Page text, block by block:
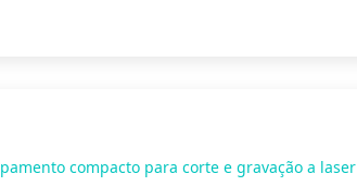
compacto para corte e gravação a laser